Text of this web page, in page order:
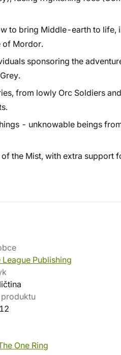
to bring Middle-earth to life,
of Mordor.
sponsoring the
from lowly Orc Soldiers
- unknowable beings
the Mist, with extra support
League Publishing
produktu
One Ring